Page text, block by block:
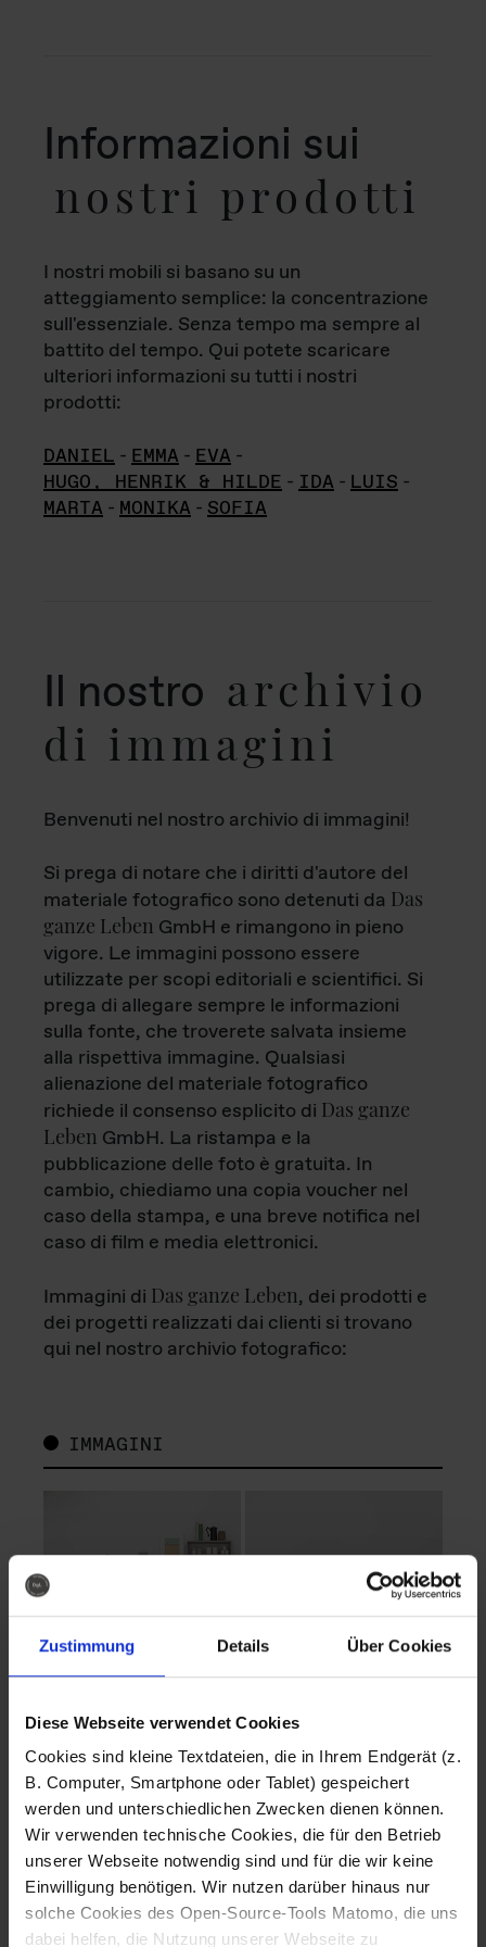
Zustimmung Details Über Cookies
Diese Webseite verwendet Cookies
Cookies sind kleine Textdateien, die in Ihrem Endgerät (z.
B. Computer, Smartphone oder Tablet) gespeichert
werden und unterschiedlichen Zwecken dienen können.
Wir verwenden technische Cookies, die für den Betrieb
unserer Webseite notwendig sind und für die wir keine
Einwilligung benötigen. Wir nutzen darüber hinaus nur
solche Cookies des Open-Source-Tools Matomo, die uns
dabei helfen, die Nutzung unserer Webseite zu
Informazioni sui
nostri prodotti
I nostri mobili si basano su un
atteggiamento semplice: la concentrazione
sull'essenziale. Senza tempo ma sempre al
battito del tempo. Qui potete scaricare
ulteriori informazioni su tutti i nostri
prodotti:
DANIEL - EMMA - EVA -
HUGO, HENRIK & HILDE - IDA - LUIS -
MARTA - MONIKA - SOFIA
Il nostro archivio
di immagini
Benvenuti nel nostro archivio di immagini!
Si prega di notare che i diritti d'autore del
materiale fotografico sono detenuti da Das
ganze Leben GmbH e rimangono in pieno
vigore. Le immagini possono essere
utilizzate per scopi editoriali e scientifici. Si
prega di allegare sempre le informazioni
sulla fonte, che troverete salvata insieme
alla rispettiva immagine. Qualsiasi
alienazione del materiale fotografico
richiede il consenso esplicito di Das ganze
Leben GmbH. La ristampa e la
pubblicazione delle foto è gratuita. In
cambio, chiediamo una copia voucher nel
caso della stampa, e una breve notifica nel
caso di film e media elettronici.
Immagini di Das ganze Leben, dei prodotti e
dei progetti realizzati dai clienti si trovano
qui nel nostro archivio fotografico:
IMMAGINI
Fotografo: Lorenz
Sternbach
Download
Fotografo: Lorenz
Sternbach
Download